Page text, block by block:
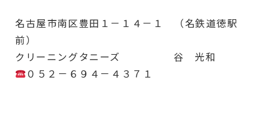
名古屋市南区豊田１－１４－１ （名鉄道徳駅
前）
クリーニングタニーズ 谷 光和
０５２－６９４－４３７１